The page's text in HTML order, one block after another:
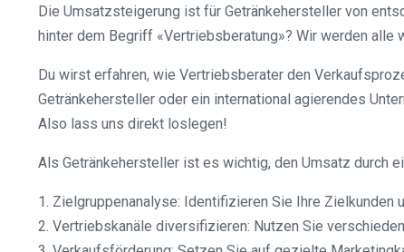
Die Umsatzsteigerung ist für Getränkehersteller von
hinter dem Begriff «Vertriebsberatung»? Wir werden
Du wirst erfahren, wie Vertriebsberater den
Getränkehersteller oder ein international agierendes
Also lass uns direkt loslegen!
Als Getränkehersteller ist es wichtig, den Umsatz durch
1. Zielgruppenanalyse: Identifizieren Sie Ihre
2. Vertriebskanäle diversifizieren: Nutzen Sie